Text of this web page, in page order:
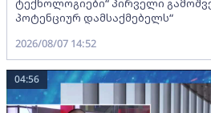
პოტენციურ დამსაქმებელს“
2026/08/07 14:52
04:56